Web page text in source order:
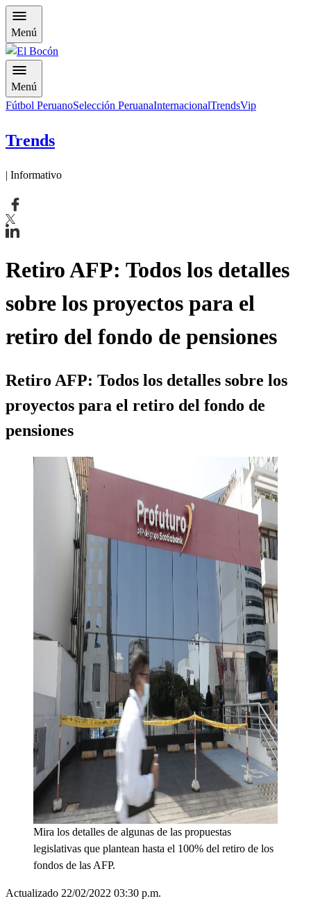
Menú
Menú
Fútbol PeruanoSelección PeruanaInternacionalTrendsVip
Trends
| Informativo
Retiro AFP: Todos los detalles
sobre los proyectos para el
retiro del fondo de pensiones
Retiro AFP: Todos los detalles sobre los
proyectos para el retiro del fondo de
pensiones
Mira los detalles de algunas de las propuestas
legislativas que plantean hasta el 100% del retiro de los
fondos de las AFP.
Actualizado 22/02/2022 03:30 p.m.